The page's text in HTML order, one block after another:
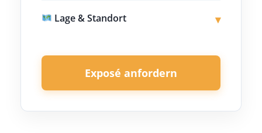
Lage & Standort ▾
Exposé anfordern